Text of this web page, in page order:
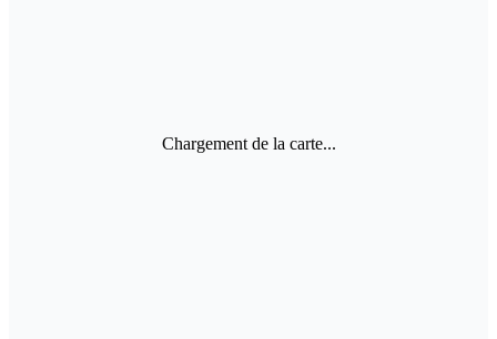
Chargement de la carte...